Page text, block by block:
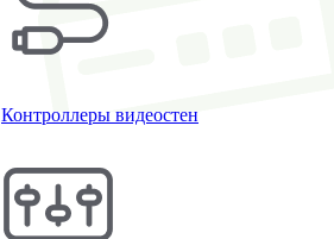
Контроллеры видеостен